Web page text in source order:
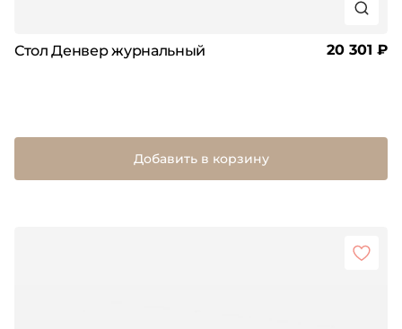
Стол Денвер журнальный 20 301 ₽
Добавить в корзину